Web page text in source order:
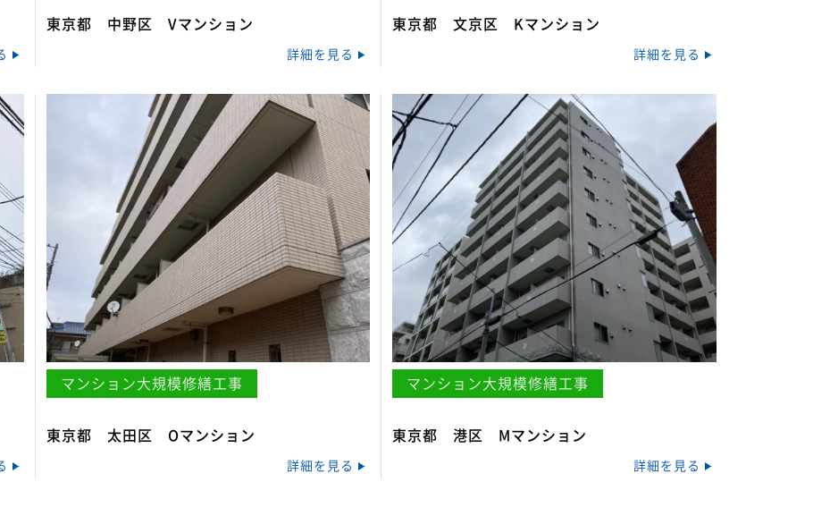
東京都 中野区 Vマンション
詳細を見る
東京都 文京区 Kマンション
詳細を見る
マンション大規模修繕工事
東京都 太田区 Oマンション
詳細を見る
マンション大規模修繕工事
東京都 港区 Mマンション
詳細を見る